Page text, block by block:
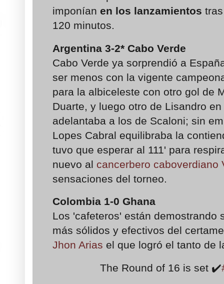
imponían en los lanzamientos
120 minutos.
Argentina 3-2* Cabo Verde
Cabo Verde ya sorprendió a
ser menos con la vigente
para la albiceleste con otro gol de
Duarte, y luego otro de Lisandro
adelantaba a los de Scaloni; sin
Lopes Cabral equilibraba la
tuvo que esperar al 111' para
nuevo al cancerbero caboverdiano
sensaciones del torneo.
Colombia 1-0 Ghana
Los 'cafeteros' están demostrando
más sólidos y efectivos del
Jhon Arias el que logró el tanto
The Round of 16 is set ✔️